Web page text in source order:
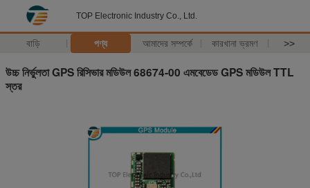
TOP Electronic Industry Co., Ltd.
বাড়ি পণ্য আমাদের সম্পর্কে কারখানা ভ্রমণ >>
উচ্চ নির্ভুলতা GPS রিসিভার মডিউল 68674-00 এমবেডেড GPS মডিউল TTL
স্তর